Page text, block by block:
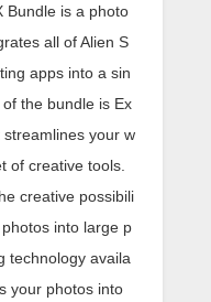
Bundle is a photo
all of Alien S
apps into a sin
the bundle is Ex
your w
of creative tools.
creative possibili
into large p
technology availa
your photos into